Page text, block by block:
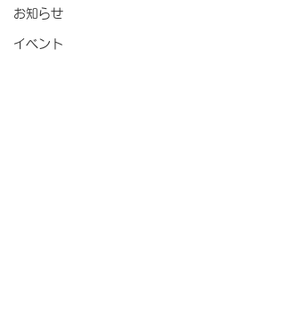
お知らせ
イベント